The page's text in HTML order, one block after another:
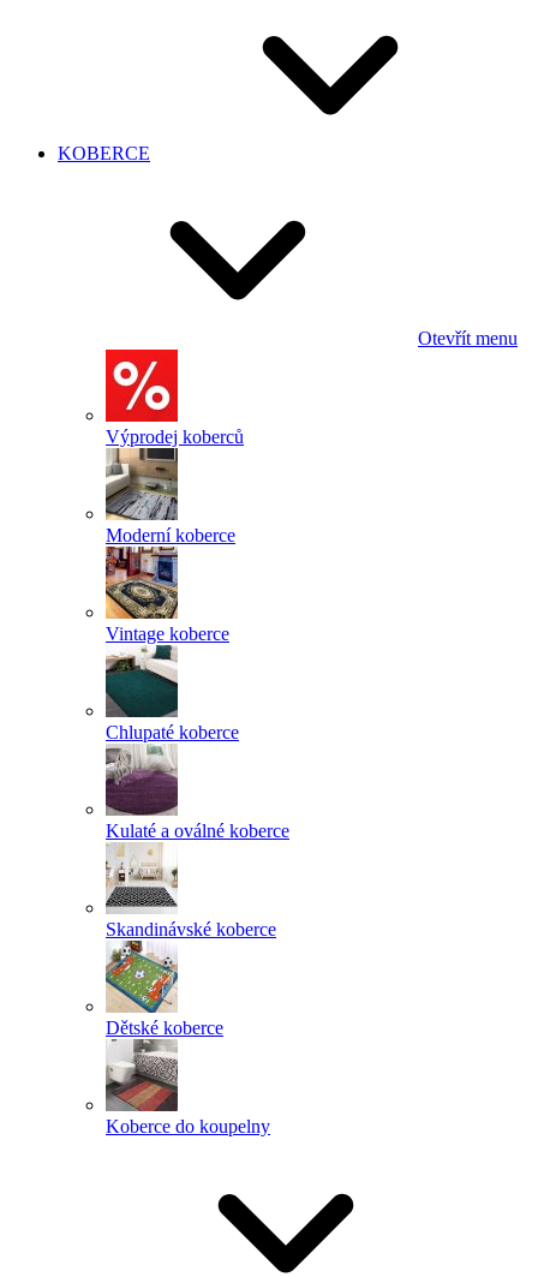
KOBERCE
Otevřít menu
Výprodej koberců
Moderní koberce
Vintage koberce
Chlupaté koberce
Kulaté a oválné koberce
Skandinávské koberce
Dětské koberce
Koberce do koupelny